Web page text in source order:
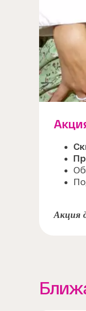
Акция